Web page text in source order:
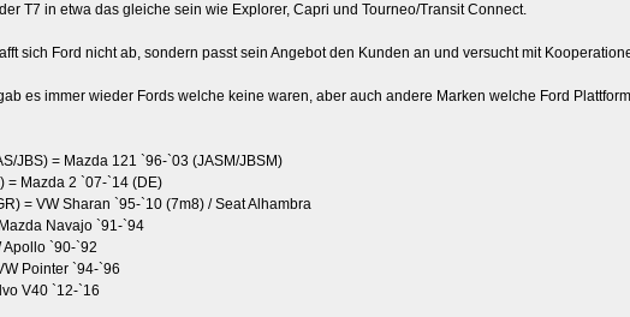
T7 in etwa das gleiche sein wie Explorer, Capri und Tourneo/Transit Connect.
sich Ford nicht ab, sondern passt sein Angebot den Kunden an und versucht mit
es immer wieder Fords welche keine waren, aber auch andere Marken welche Ford
JBS) = Mazda 121 `96-`03 (JASM/JBSM)
= Mazda 2 `07-`14 (DE)
= VW Sharan `95-`10 (7m8) / Seat Alhambra
Navajo `91-`94
Apollo `90-`92
Pointer `94-`96
V40 `12-`16